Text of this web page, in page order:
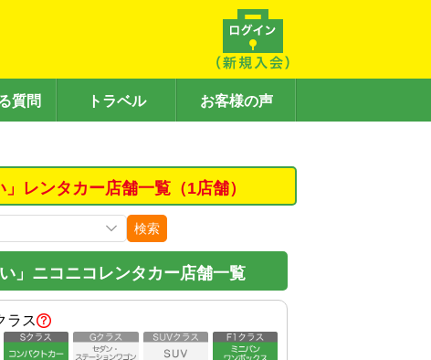
質問 トラベル お客様の声
レンタカー店舗一覧（1店舗）
検索
」ニコニコレンタカー店舗一覧
ラス